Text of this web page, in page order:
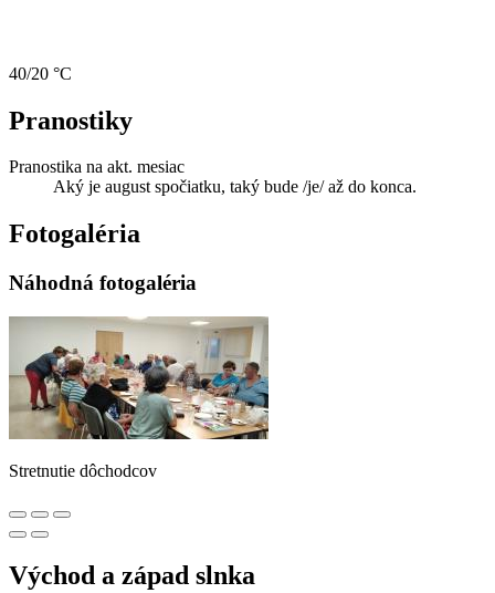
40/20 °C
Pranostiky
Pranostika na akt. mesiac
Aký je august spočiatku, taký bude /je/ až do konca.
Fotogaléria
Náhodná fotogaléria
Stretnutie dôchodcov
Východ a západ slnka